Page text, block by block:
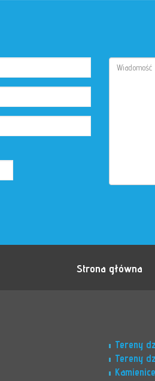
Strona główna
Tereny
Tereny
Kamienice